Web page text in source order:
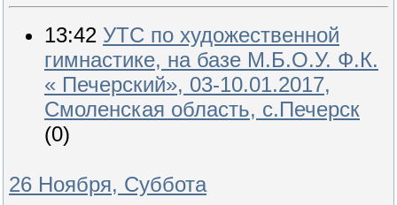
13:42 УТС по художественной
гимнастике, на базе М.Б.О.У. Ф.К.
« Печерский», 03-10.01.2017,
Смоленская область, с.Печерск
(0)
26 Ноября, Суббота